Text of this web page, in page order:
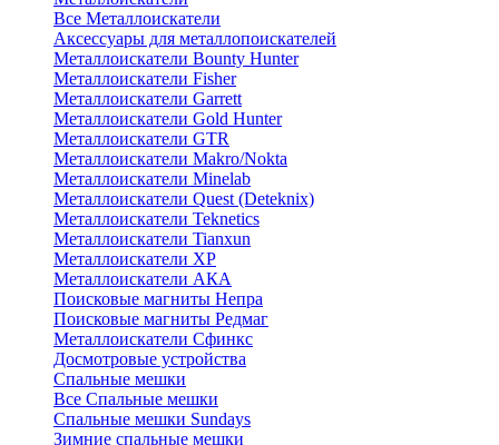
Все Металлоискатели
Аксессуары для металлопоискателей
Металлоискатели Bounty Hunter
Металлоискатели Fisher
Металлоискатели Garrett
Металлоискатели Gold Hunter
Металлоискатели GTR
Металлоискатели Makro/Nokta
Металлоискатели Minelab
Металлоискатели Quest (Deteknix)
Металлоискатели Teknetics
Металлоискатели Tianxun
Металлоискатели XP
Металлоискатели АКА
Поисковые магниты Непра
Поисковые магниты Редмаг
Металлоискатели Сфинкс
Досмотровые устройства
Спальные мешки
Все Спальные мешки
Спальные мешки Sundays
Зимние спальные мешки